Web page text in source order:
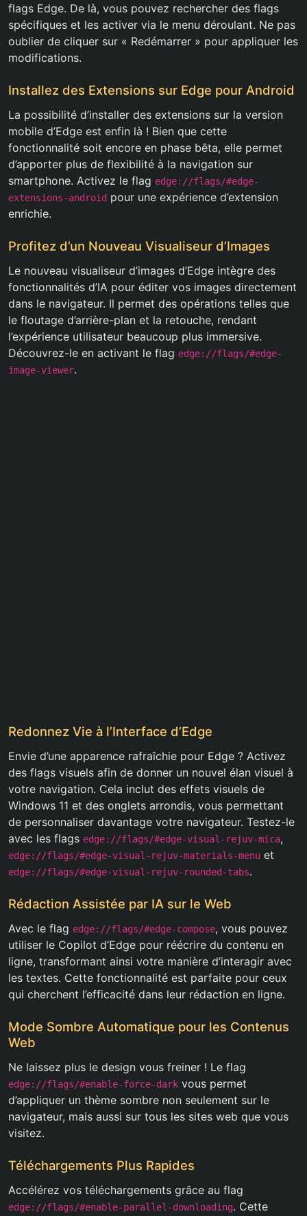
flags Edge. De là, vous pouvez rechercher des flags
spécifiques et les activer via le menu déroulant. Ne pas
oublier de cliquer sur « Redémarrer » pour appliquer les
modifications.
Installez des Extensions sur Edge pour Android
La possibilité d’installer des extensions sur la version
mobile d’Edge est enfin là ! Bien que cette
fonctionnalité soit encore en phase bêta, elle permet
d’apporter plus de flexibilité à la navigation sur
smartphone. Activez le flag edge://flags/#edge-
extensions-android pour une expérience d’extension
enrichie.
Profitez d’un Nouveau Visualiseur d’Images
Le nouveau visualiseur d’images d’Edge intègre des
fonctionnalités d’IA pour éditer vos images directement
dans le navigateur. Il permet des opérations telles que
le floutage d’arrière-plan et la retouche, rendant
l’expérience utilisateur beaucoup plus immersive.
Découvrez-le en activant le flag edge://flags/#edge-
image-viewer.
Redonnez Vie à l’Interface d’Edge
Envie d’une apparence rafraîchie pour Edge ? Activez
des flags visuels afin de donner un nouvel élan visuel à
votre navigation. Cela inclut des effets visuels de
Windows 11 et des onglets arrondis, vous permettant
de personnaliser davantage votre navigateur. Testez-le
avec les flags edge://flags/#edge-visual-rejuv-mica,
edge://flags/#edge-visual-rejuv-materials-menu et
edge://flags/#edge-visual-rejuv-rounded-tabs.
Rédaction Assistée par IA sur le Web
Avec le flag edge://flags/#edge-compose, vous pouvez
utiliser le Copilot d’Edge pour réécrire du contenu en
ligne, transformant ainsi votre manière d’interagir avec
les textes. Cette fonctionnalité est parfaite pour ceux
qui cherchent l’efficacité dans leur rédaction en ligne.
Mode Sombre Automatique pour les Contenus
Web
Ne laissez plus le design vous freiner ! Le flag
edge://flags/#enable-force-dark vous permet
d’appliquer un thème sombre non seulement sur le
navigateur, mais aussi sur tous les sites web que vous
visitez.
Téléchargements Plus Rapides
Accélérez vos téléchargements grâce au flag
edge://flags/#enable-parallel-downloading. Cette